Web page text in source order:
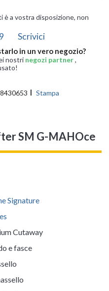
a vostra disposizione, non
Scrivici
in un vero negozio?
nostri negozi partner,
Stampa
SM G-MAHOce
Signature
Cutaway
e fasce